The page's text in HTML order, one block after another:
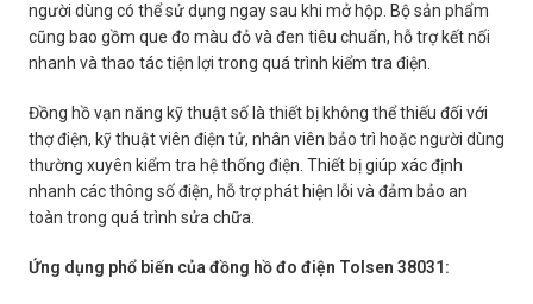
người dùng có thể sử dụng ngay sau khi mở hộp. Bộ sản phẩm
cũng bao gồm que đo màu đỏ và đen tiêu chuẩn, hỗ trợ kết nối
nhanh và thao tác tiện lợi trong quá trình kiểm tra điện.
Đồng hồ vạn năng kỹ thuật số là thiết bị không thể thiếu đối với
thợ điện, kỹ thuật viên điện tử, nhân viên bảo trì hoặc người dùng
thường xuyên kiểm tra hệ thống điện. Thiết bị giúp xác định
nhanh các thông số điện, hỗ trợ phát hiện lỗi và đảm bảo an
toàn trong quá trình sửa chữa.
Ứng dụng phổ biến của đồng hồ đo điện Tolsen 38031: